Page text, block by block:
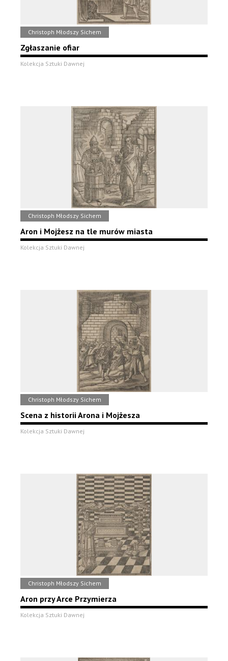
Christoph Młodszy Sichem
Zgłaszanie ofiar
Kolekcja Sztuki Dawnej
Christoph Młodszy Sichem
Aron i Mojżesz na tle murów miasta
Kolekcja Sztuki Dawnej
Christoph Młodszy Sichem
Scena z historii Arona i Mojżesza
Kolekcja Sztuki Dawnej
Christoph Młodszy Sichem
Aron przy Arce Przymierza
Kolekcja Sztuki Dawnej